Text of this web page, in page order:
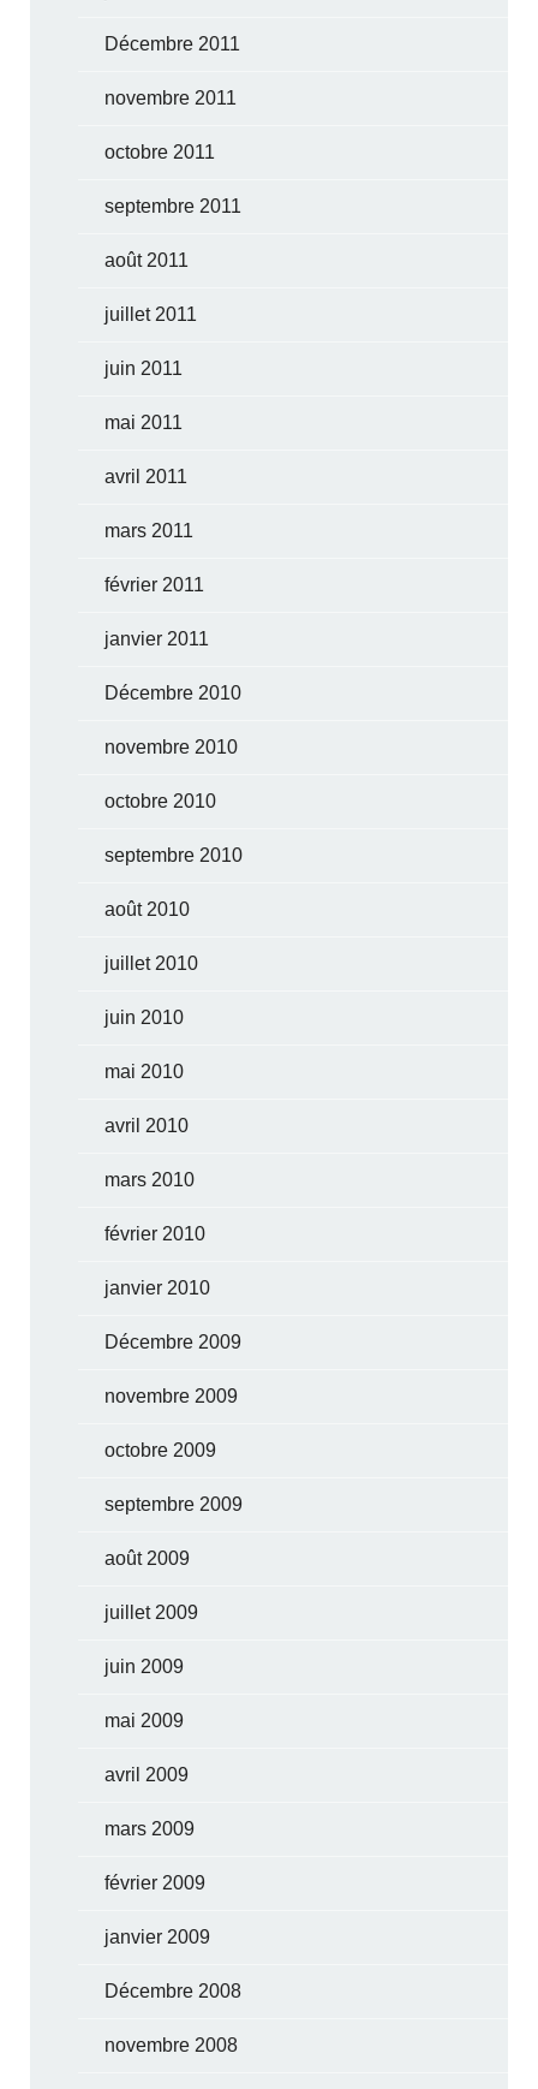
Décembre 2011
novembre 2011
octobre 2011
septembre 2011
août 2011
juillet 2011
juin 2011
mai 2011
avril 2011
mars 2011
février 2011
janvier 2011
Décembre 2010
novembre 2010
octobre 2010
septembre 2010
août 2010
juillet 2010
juin 2010
mai 2010
avril 2010
mars 2010
février 2010
janvier 2010
Décembre 2009
novembre 2009
octobre 2009
septembre 2009
août 2009
juillet 2009
juin 2009
mai 2009
avril 2009
mars 2009
février 2009
janvier 2009
Décembre 2008
novembre 2008